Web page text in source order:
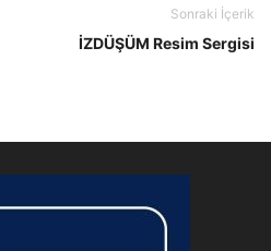
Sonraki İçerik
İZDÜŞÜM Resim Sergisi